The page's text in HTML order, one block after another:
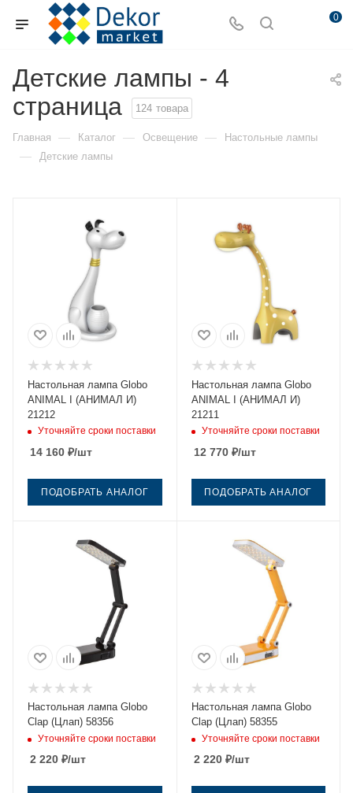
0
Детские лампы - 4
страница
124 товара
Главная — Каталог — Освещение — Настольные лампы
— Детские лампы
Настольная лампа Globo
ANIMAL I (АНИМАЛ И)
21212
Уточняйте сроки поставки
14 160 ₽/шт
ПОДОБРАТЬ АНАЛОГ
Настольная лампа Globo
ANIMAL I (АНИМАЛ И)
21211
Уточняйте сроки поставки
12 770₽/шт
ПОДОБРАТЬ АНАЛОГ
Настольная лампа Globo
Clap (Цлап) 58356
Уточняйте сроки поставки
2 220 ₽/шт
Настольная лампа Globo
Clap (Цлап) 58355
Уточняйте сроки поставки
2 220₽/шт